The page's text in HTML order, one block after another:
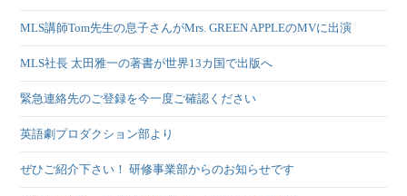
MLS講師Tom先生の息子さんがMrs. GREEN APPLEのMVに出演
MLS社長 太田雅一の著書が世界13カ国で出版へ
緊急連絡先のご登録を今一度ご確認ください
英語劇プロダクション部より
ぜひご紹介下さい！ 研修事業部からのお知らせです